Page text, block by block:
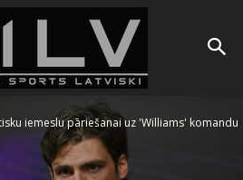
iemeslu pāriešanai uz 'Williams' komandu